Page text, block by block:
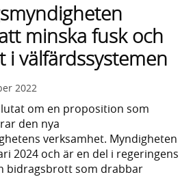
minska fusk och
i välfärdssystemen
2022
om en proposition som
den nya
verksamhet. Myndigheten
2024 och är en del i regeringens
bidragsbrott som drabbar